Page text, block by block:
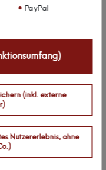
um ein
Was man
es sich bei der
handelt, welches
einen anderen
man dies aber
die dünne
auf. Ich finde auch
PayPal
(inkl. externe
Nutzererlebnis, ohne